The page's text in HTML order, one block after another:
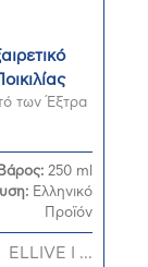
των Έξτρα
Βάρος: 250 ml
Ελληνικό
Προϊόν
ELLIVE Ι ...